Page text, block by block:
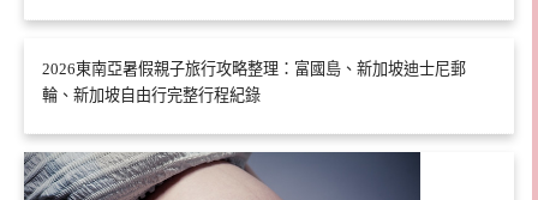
2026東南亞暑假親子旅行攻略整理：富國島、新加坡迪士尼郵
輪、新加坡自由行完整行程紀錄